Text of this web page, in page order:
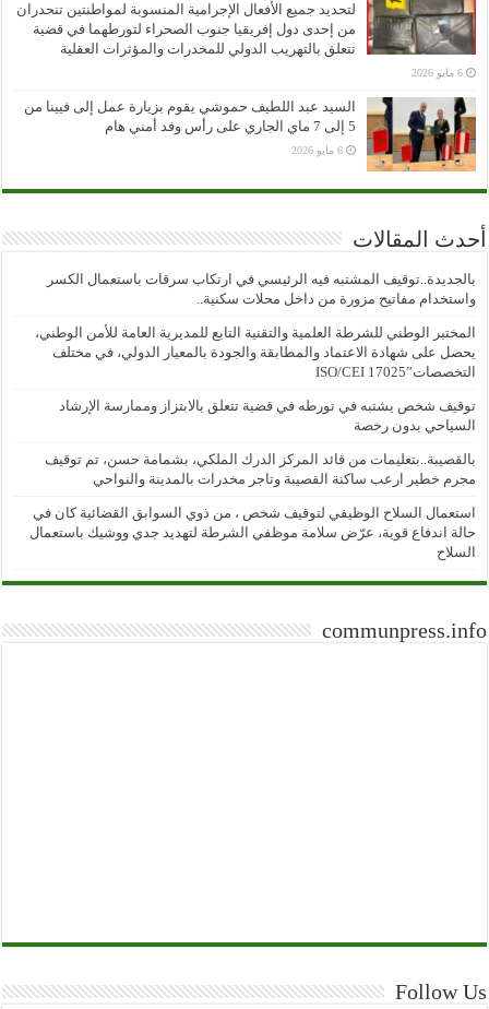
لتحديد جميع الأفعال الإجرامية المنسوبة لمواطنتين تنحدران
من إحدى دول إفريقيا جنوب الصحراء لتورطهما في قضية
تتعلق بالتهريب الدولي للمخدرات والمؤثرات العقلية
6 مايو 2026
السيد عبد اللطيف حموشي يقوم بزيارة عمل إلى فيينا من
5 إلى 7 ماي الجاري على رأس وفد أمني هام
6 مايو 2026
أحدث المقالات
بالجديدة..توقيف المشتبه فيه الرئيسي في ارتكاب سرقات باستعمال الكسر
واستخدام مفاتيح مزورة من داخل محلات سكنية..
المختبر الوطني للشرطة العلمية والتقنية التابع للمديرية العامة للأمن الوطني،
يحصل على شهادة الاعتماد والمطابقة والجودة بالمعيار الدولي، في مختلف
التخصصات”ISO/CEI 17025
توقيف شخص يشتبه في تورطه في قضية تتعلق بالابتزاز وممارسة الإرشاد
السياحي بدون رخصة
بالقصيبة..بتعليمات من قائد المركز الدرك الملكي، بشمامة حسن، تم توقيف
مجرم خطير ارعب ساكنة القصيبة وتاجر مخدرات بالمدينة والنواحي
استعمال السلاح الوظيفي لتوقيف شخص ، من ذوي السوابق القضائية كان في
حالة اندفاع قوية، عرّض سلامة موظفي الشرطة لتهديد جدي ووشيك باستعمال
السلاح
communpress.info
Follow Us